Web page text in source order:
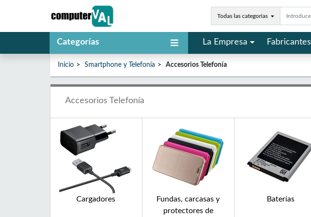
Todas las categorías
Categorías La Empresa Fabricantes
Inicio Smartphone y Telefonía Accesorios Telefonía
Accesorios Telefonía
Cargadores
Fundas, carcasas y
protectores de
Baterías